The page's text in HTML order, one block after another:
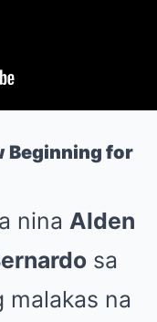
Beginning for
nina Alden
sa
na